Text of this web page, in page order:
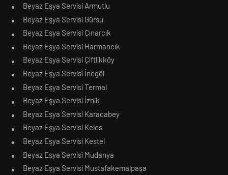
Beyaz Eşya Servisi Armutlu
Beyaz Eşya Servisi Gürsu
Beyaz Eşya Servisi Çınarcık
Beyaz Eşya Servisi Harmancık
Beyaz Eşya Servisi Çiftlikköy
Beyaz Eşya Servisi İnegöl
Beyaz Eşya Servisi Termal
Beyaz Eşya Servisi İznik
Beyaz Eşya Servisi Karacabey
Beyaz Eşya Servisi Keles
Beyaz Eşya Servisi Kestel
Beyaz Eşya Servisi Mudanya
Beyaz Eşya Servisi Mustafakemalpaşa